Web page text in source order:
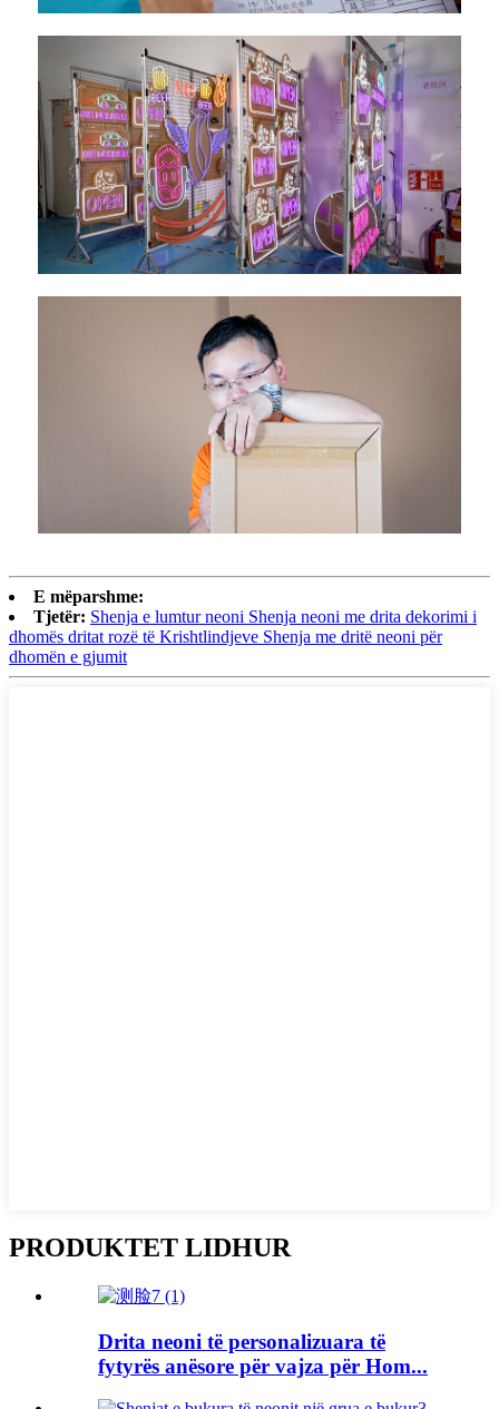
E mëparshme:
Tjetër: Shenja e lumtur neoni Shenja neoni me drita dekorimi i
dhomës dritat rozë të Krishtlindjeve Shenja me dritë neoni për
dhomën e gjumit
PRODUKTET LIDHUR
Drita neoni të personalizuara të
fytyrës anësore për vajza për Hom...